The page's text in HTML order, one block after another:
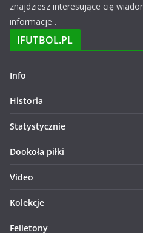
znajdziesz interesujące cię
informacje .
IFUTBOL.PL
Info
Historia
Statystycznie
Dookoła piłki
Video
Kolekcje
Felietony